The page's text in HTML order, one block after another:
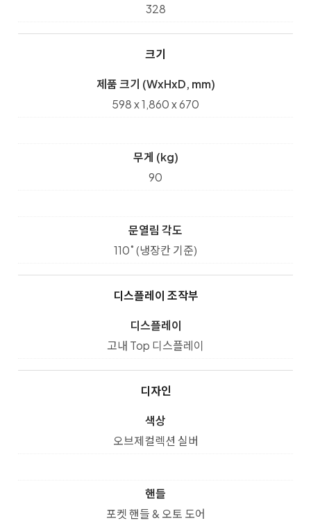
328
크기
제품 크기 (WxHxD, mm)
598 x 1,860 x 670
무게 (kg)
90
문열림 각도
110˚ (냉장칸 기준)
디스플레이 조작부
디스플레이
고내 Top 디스플레이
디자인
색상
오브제컬렉션 실버
핸들
포켓 핸들 & 오토 도어